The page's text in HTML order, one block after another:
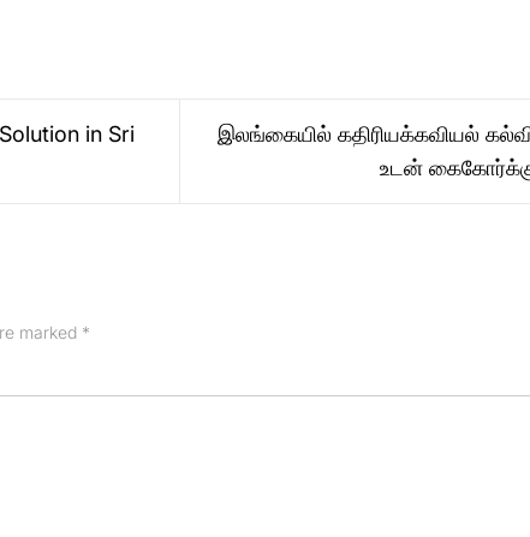
in Sri
இலங்கையில் கதிரியக்கவியல்
உடன்
marked *